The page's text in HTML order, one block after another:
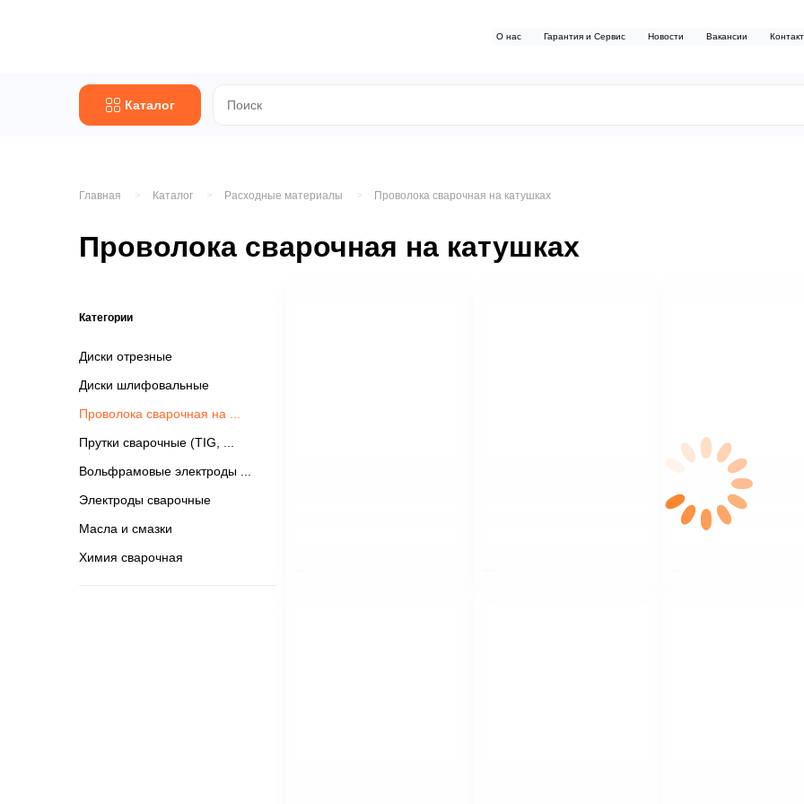
О нас Гарантия и Сервис Новости Вакансии
Каталог
Главная Каталог Расходные материалы Проволока сварочная на катушках
Проволока сварочная на катушках
Категории
Диски отрезные
Диски шлифовальные
Проволока сварочная на
Прутки сварочные (TIG,
Вольфрамовые электроды
Электроды сварочные
Масла и смазки
Химия сварочная
$nbsp;